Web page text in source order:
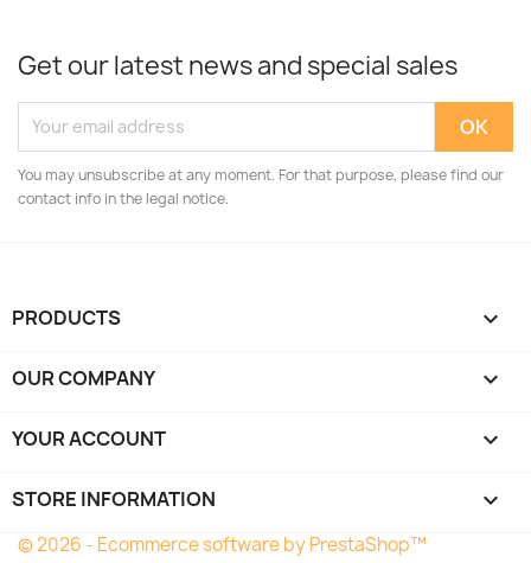
Get our latest news and special sales
You may unsubscribe at any moment. For that purpose, please find our
contact info in the legal notice.
PRODUCTS 
OUR COMPANY 
YOUR ACCOUNT 
STORE INFORMATION keyboard_arrow_down
© 2026 - Ecommerce software by PrestaShop™